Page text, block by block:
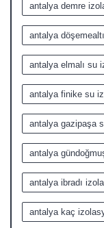
antalya demre
antalya
antalya elmalı su
antalya finike su
antalya gazipaşa
antalya
antalya ibradı
antalya kaç